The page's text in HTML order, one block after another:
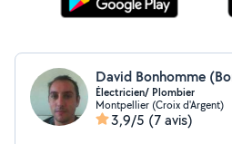
David Bonhomme
Électricien/ Plombier
Montpellier (Croix d'Argent)
3,9/5 (7 avis)